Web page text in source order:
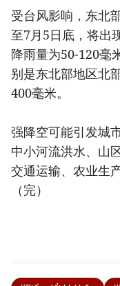
受台风影响，东北
至7月5日底，将出
降雨量为50-120毫
别是东北部地区北
400毫米。
强降空可能引发城
中小河流洪水、山
交通运输、农业生
（完）